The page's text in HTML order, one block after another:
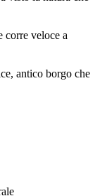
corre veloce a
antico borgo che